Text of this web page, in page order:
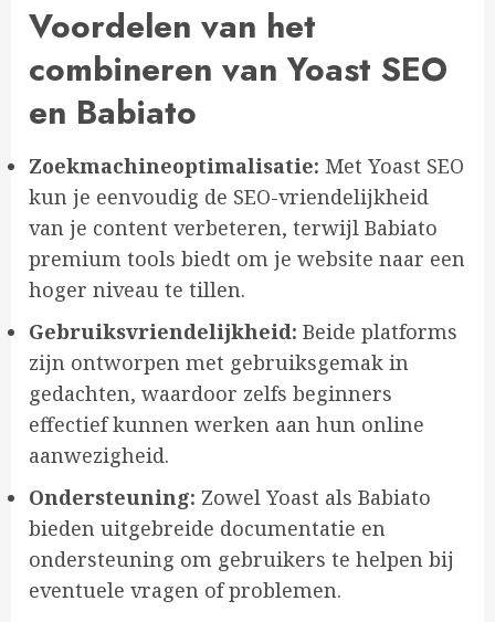
Voordelen van het
combineren van Yoast SEO
en Babiato
Zoekmachineoptimalisatie: Met Yoast SEO
kun je eenvoudig de SEO-vriendelijkheid
van je content verbeteren, terwijl Babiato
premium tools biedt om je website naar een
hoger niveau te tillen.
Gebruiksvriendelijkheid: Beide platforms
zijn ontworpen met gebruiksgemak in
gedachten, waardoor zelfs beginners
effectief kunnen werken aan hun online
aanwezigheid.
Ondersteuning: Zowel Yoast als Babiato
bieden uitgebreide documentatie en
ondersteuning om gebruikers te helpen bij
eventuele vragen of problemen.